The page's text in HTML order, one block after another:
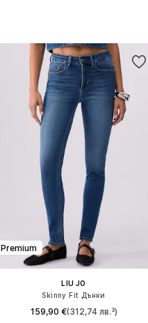
Premium
LIU JO
Skinny Fit Дънки
159,90 €(312,74 лв.³)